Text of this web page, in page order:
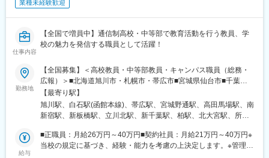
業種未経験歓迎
仕事内容
【全国で増員中】通信制高校・中等部で教育活動を行う教員、学
校の魅力を発信する職員として活躍！
勤務地
【全国募集】＜高校教員・中等部教員・キャンパス職員（総務・
広報）＞■北海道旭川市・札幌市・帯広市■宮城県仙台市■千葉県
千葉市・柏市■東京都新宿区・板橋区・立川市■埼玉県さいたま
市・所沢市■神奈川県横浜市・厚木市■静岡県静岡市・浜松市■愛
知県名古屋市■滋賀県彦根市■京都府京都市■大阪府大阪市■兵庫県
本市■鹿児島県鹿児島市■その他■東京都新宿区■兵庫県神戸市＜キ
ャンパス職員（総務・広報）＞■東京都板橋区■千葉県千葉市■神
【最寄り駅】
旭川駅、白石駅(函館本線)、帯広駅、宮城野通駅、高田馬場駅、南
新宿駅、新板橋駅、立川北駅、新千葉駅、柏駅、北大宮駅、所沢
駅、渡辺橋駅、寺田町駅、貿易センター駅、芦屋駅(東海道本線)、
西神中央駅、姫路駅、新白島駅、薬院駅、水前寺駅、中洲通駅、
給与
■正職員：月給26万円～40万円■契約社員：月給21万円～40万円※
当校の規定に基づき、経験・能力を考慮の上決定します。※管理職